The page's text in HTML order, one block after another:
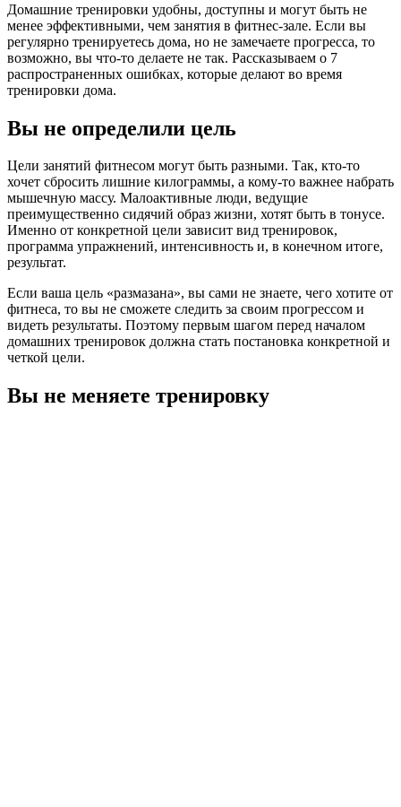
Домашние тренировки удобны, доступны и могут быть не
менее эффективными, чем занятия в фитнес-зале. Если вы
регулярно тренируетесь дома, но не замечаете прогресса, то
возможно, вы что-то делаете не так. Рассказываем о 7
распространенных ошибках, которые делают во время
тренировки дома.
Вы не определили цель
Цели занятий фитнесом могут быть разными. Так, кто-то
хочет сбросить лишние килограммы, а кому-то важнее набрать
мышечную массу. Малоактивные люди, ведущие
преимущественно сидячий образ жизни, хотят быть в тонусе.
Именно от конкретной цели зависит вид тренировок,
программа упражнений, интенсивность и, в конечном итоге,
результат.
Если ваша цель «размазана», вы сами не знаете, чего хотите от
фитнеса, то вы не сможете следить за своим прогрессом и
видеть результаты. Поэтому первым шагом перед началом
домашних тренировок должна стать постановка конкретной и
четкой цели.
Вы не меняете тренировку